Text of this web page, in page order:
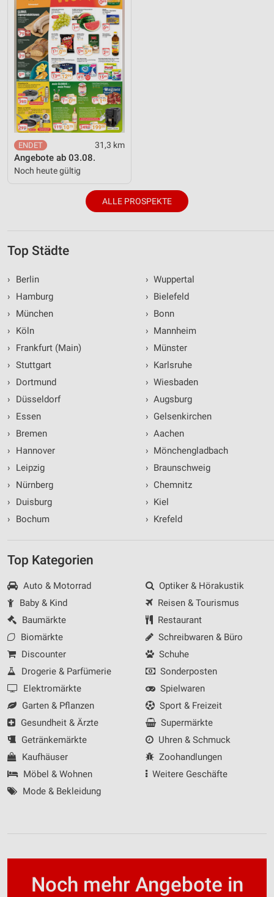
31,3 km
Angebote ab 03.08.
Noch heute gültig
ALLE PROSPEKTE
Top Städte
›
Berlin
›
Hamburg
›
München
›
Köln
›
Frankfurt (Main)
› Stuttgart
›
Dortmund
›
Düsseldorf
›
Essen
›
Bremen
›
Hannover
›
Leipzig
›
Nürnberg
›
Duisburg
›
Bochum
› Wuppertal
› Bielefeld
› Bonn
› Mannheim
› Münster
› Karlsruhe
› Wiesbaden
› Augsburg
› Gelsenkirchen
› Aachen
› Mönchengladbach
› Braunschweig
› Chemnitz
› Kiel
› Krefeld
Top Kategorien
Auto & Motorrad
Baby & Kind
Baumärkte
Biomärkte
Discounter
Drogerie & Parfümerie
Elektromärkte
Garten & Pflanzen
Gesundheit & Ärzte
Getränkemärkte
Kaufhäuser
Möbel & Wohnen
Mode & Bekleidung
Optiker & Hörakustik
Reisen & Tourismus
Restaurant
Schreibwaren & Büro
Schuhe
Sonderposten
Spielwaren
Sport & Freizeit
Supermärkte
Uhren & Schmuck
Zoohandlungen
Weitere Geschäfte
Noch mehr Angebote in